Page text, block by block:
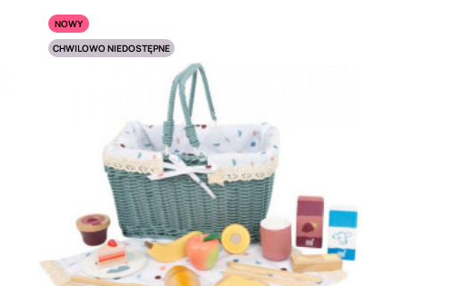
NOWY
CHWILOWO NIEDOSTĘPNE